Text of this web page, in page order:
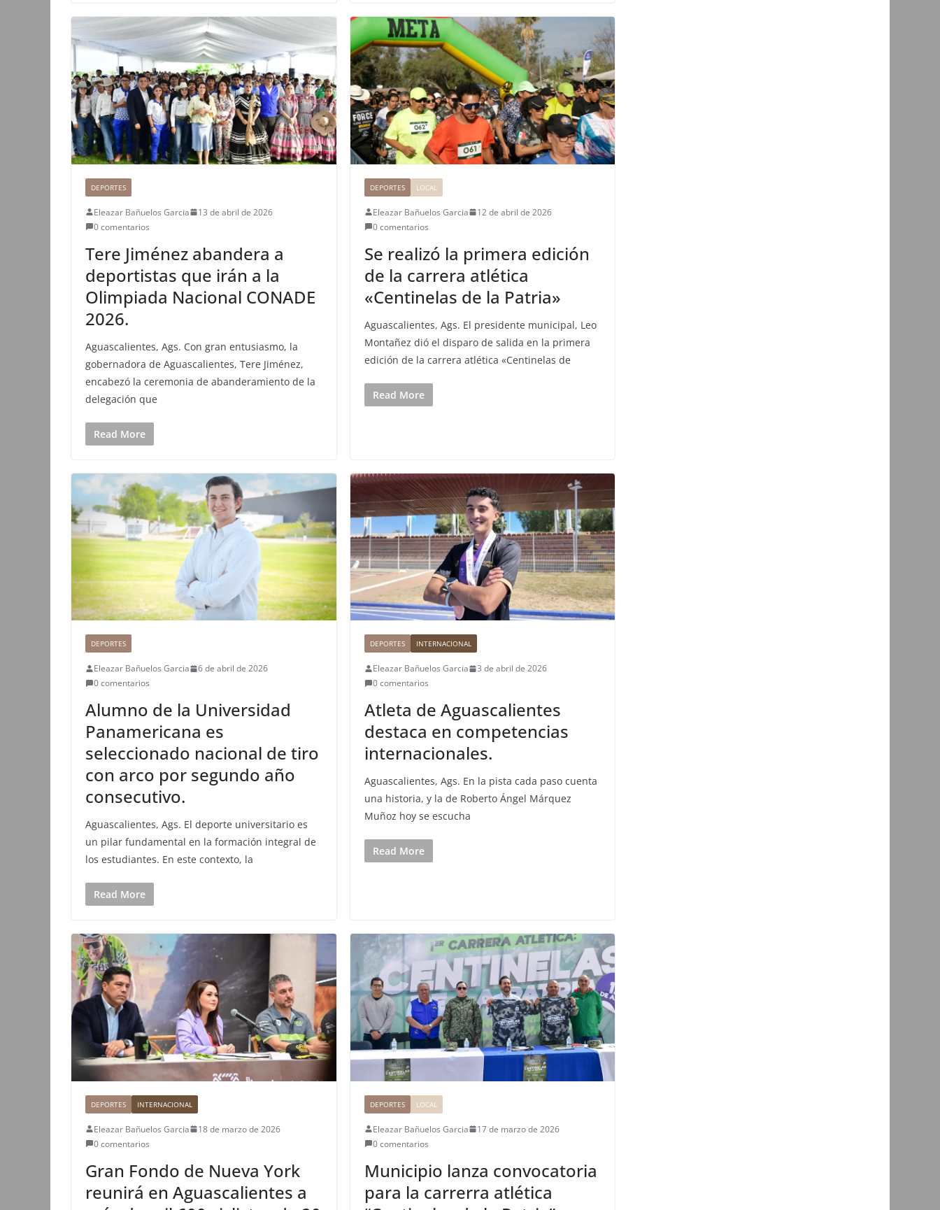
DEPORTES
Eleazar Bañuelos Garcia
13 de abril de 2026
0 comentarios
Tere Jiménez abandera a
deportistas que irán a la
Olimpiada Nacional CONADE
2026.
Aguascalientes, Ags. Con gran entusiasmo, la
gobernadora de Aguascalientes, Tere Jiménez,
encabezó la ceremonia de abanderamiento de la
delegación que
Read More
DEPORTES LOCAL
Eleazar Bañuelos Garcia
12 de abril de 2026
0 comentarios
Se realizó la primera edición
de la carrera atlética
«Centinelas de la Patria»
Aguascalientes, Ags. El presidente municipal, Leo
Montañez dió el disparo de salida en la primera
edición de la carrera atlética «Centinelas de
Read More
DEPORTES
Eleazar Bañuelos Garcia
6 de abril de 2026
0 comentarios
Alumno de la Universidad
Panamericana es
seleccionado nacional de tiro
con arco por segundo año
consecutivo.
Aguascalientes, Ags. El deporte universitario es
un pilar fundamental en la formación integral de
los estudiantes. En este contexto, la
Read More
DEPORTES INTERNACIONAL
Eleazar Bañuelos Garcia
3 de abril de 2026
0 comentarios
Atleta de Aguascalientes
destaca en competencias
internacionales.
Aguascalientes, Ags. En la pista cada paso cuenta
una historia, y la de Roberto Ángel Márquez
Muñoz hoy se escucha
Read More
DEPORTES INTERNACIONAL
Eleazar Bañuelos Garcia
18 de marzo de 2026
0 comentarios
Gran Fondo de Nueva York
reunirá en Aguascalientes a
DEPORTES LOCAL
Eleazar Bañuelos Garcia
17 de marzo de 2026
0 comentarios
Municipio lanza convocatoria
para la carrerra atlética